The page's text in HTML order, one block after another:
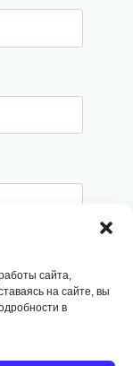
сайта,
на сайте, вы
в
моих